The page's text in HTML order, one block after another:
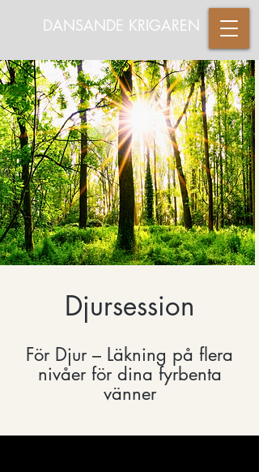
DANSANDE KRIGAREN
Djursession
​För Djur – Läkning på flera
nivåer för dina fyrbenta
vänner